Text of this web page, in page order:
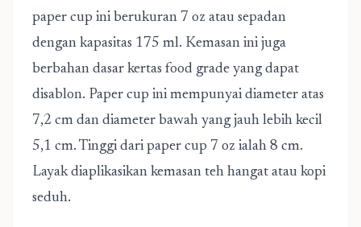
paper cup ini berukuran 7 oz atau sepadan
dengan kapasitas 175 ml. Kemasan ini juga
berbahan dasar kertas food grade yang dapat
disablon. Paper cup ini mempunyai diameter atas
7,2 cm dan diameter bawah yang jauh lebih kecil
5,1 cm. Tinggi dari paper cup 7 oz ialah 8 cm.
Layak diaplikasikan kemasan teh hangat atau kopi
seduh.